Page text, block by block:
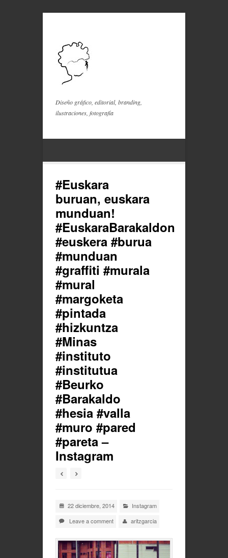
Diseño gráfico, editorial, branding,
ilustraciones, fotografía
#Euskara
buruan, euskara
munduan!
#EuskaraBarakaldon
#euskera #burua
#munduan
#graffiti #murala
#mural
#margoketa
#pintada
#hizkuntza
#Minas
#instituto
#institutua
#Beurko
#Barakaldo
#hesia #valla
#muro #pared
#pareta –
Instagram
22 diciembre, 2014
Instagram
Leave a comment
aritzgarcia